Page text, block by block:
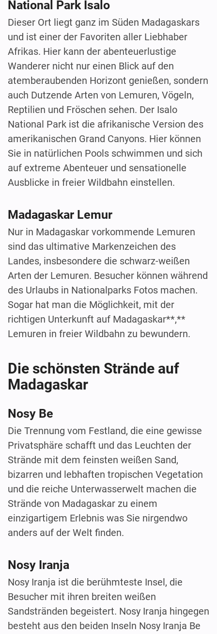
National Park Isalo
Dieser Ort liegt ganz im Süden Madagaskars
und ist einer der Favoriten aller Liebhaber
Afrikas. Hier kann der abenteuerlustige
Wanderer nicht nur einen Blick auf den
atemberaubenden Horizont genießen, sondern
auch Dutzende Arten von Lemuren, Vögeln,
Reptilien und Fröschen sehen. Der Isalo
National Park ist die afrikanische Version des
amerikanischen Grand Canyons. Hier können
Sie in natürlichen Pools schwimmen und sich
auf extreme Abenteuer und sensationelle
Ausblicke in freier Wildbahn einstellen.
Madagaskar Lemur
Nur in Madagaskar vorkommende Lemuren
sind das ultimative Markenzeichen des
Landes, insbesondere die schwarz-weißen
Arten der Lemuren. Besucher können während
des Urlaubs in Nationalparks Fotos machen.
Sogar hat man die Möglichkeit, mit der
richtigen Unterkunft auf Madagaskar**,**
Lemuren in freier Wildbahn zu bewundern.
Die schönsten Strände auf
Madagaskar
Nosy Be
Die Trennung vom Festland, die eine gewisse
Privatsphäre schafft und das Leuchten der
Strände mit dem feinsten weißen Sand,
bizarren und lebhaften tropischen Vegetation
und die reiche Unterwasserwelt machen die
Strände von Madagaskar zu einem
einzigartigem Erlebnis was Sie nirgendwo
anders auf der Welt finden.
Nosy Iranja
Nosy Iranja ist die berühmteste Insel, die
Besucher mit ihren breiten weißen
Sandstränden begeistert. Nosy Iranja hingegen
besteht aus den beiden Inseln Nosy Iranja Be